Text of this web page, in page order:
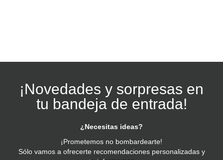
¡Novedades y sorpresas en
tu bandeja de entrada!
¿Necesitas ideas?
¡Prometemos no bombardearte!
Sólo vamos a ofrecerte recomendaciones personalizadas y